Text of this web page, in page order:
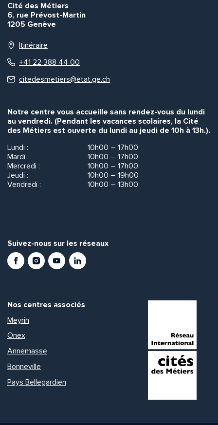
Cité des Métiers
6, rue Prévost-Martin
1205 Genève
Itinéraire
+41 22 388 44 00
citedesmetiers@etat.ge.ch
Notre centre vous accueille sans rendez-vous du lundi
au vendredi. (Pendant les vacances scolaires, la Cité
des Métiers est ouverte du lundi au jeudi de 10h à 13h.).
Lundi :
10h00 – 17h00
Mardi :
10h00 – 17h00
Mercredi :
10h00 – 17h00
Jeudi :
10h00 – 19h00
Vendredi :
10h00 – 13h00
Suivez-nous sur les réseaux
FacebookInstagramYoutubeLinkedIn
Nos centres associés
Meyrin
Onex
Annemasse
Bonneville
Pays Bellegardien
Envoyer
Envoyer